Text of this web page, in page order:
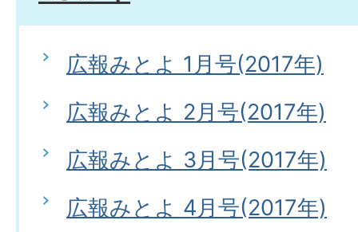
広報みとよ 1月号(2017年)
広報みとよ 2月号(2017年)
広報みとよ 3月号(2017年)
広報みとよ 4月号(2017年)